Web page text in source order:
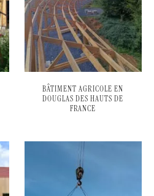
BÂTIMENT AGRICOLE EN
DOUGLAS DES HAUTS DE
FRANCE